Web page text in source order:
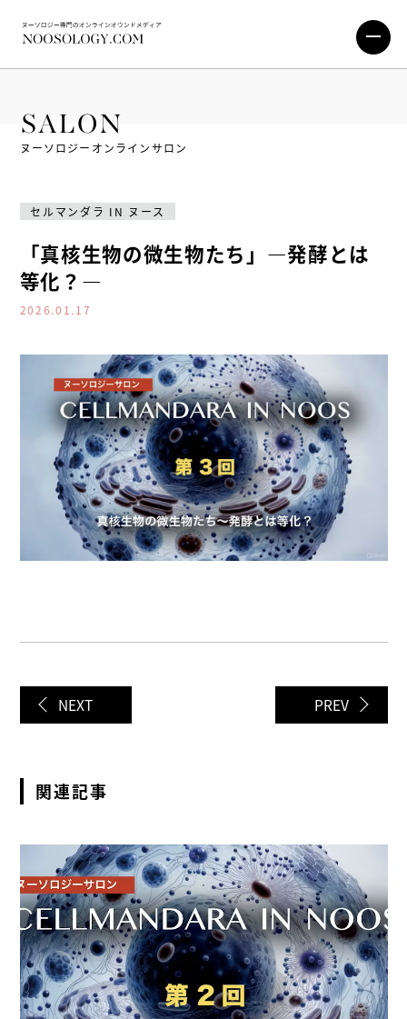
SALON
ヌーソロジーオンラインサロン
セルマンダラ IN ヌース
「真核生物の微生物たち」―発酵とは
等化？―
2026.01.17
NEXT PREV
関連記事